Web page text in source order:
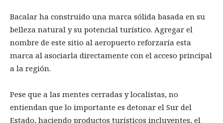
Bacalar ha construido una marca sólida basada en su
belleza natural y su potencial turístico. Agregar el
nombre de este sitio al aeropuerto reforzaría esta
marca al asociarla directamente con el acceso principal
a la región.
Pese que a las mentes cerradas y localistas, no
entiendan que lo importante es detonar el Sur del
Estado, haciendo productos turísticos incluyentes, el